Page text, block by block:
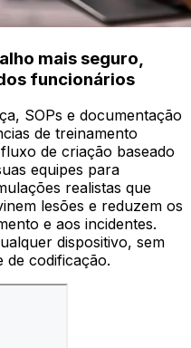
mais seguro,
funcionários
SOPs e documentação
de treinamento
de criação baseado
equipes para
realistas que
lesões e reduzem os
e aos incidentes.
dispositivo, sem
de codificação.